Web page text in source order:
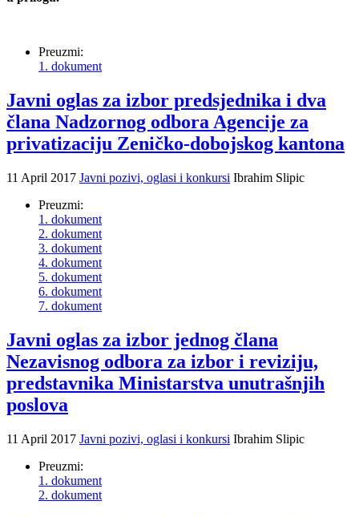
Preuzmi:
1. dokument
Javni oglas za izbor predsjednika i dva
člana Nadzornog odbora Agencije za
privatizaciju Zeničko-dobojskog kantona
11 April 2017 Javni pozivi, oglasi i konkursi Ibrahim Slipic
Preuzmi:
1. dokument
2. dokument
3. dokument
4. dokument
5. dokument
6. dokument
7. dokument
Javni oglas za izbor jednog člana
Nezavisnog odbora za izbor i reviziju,
predstavnika Ministarstva unutrašnjih
poslova
11 April 2017 Javni pozivi, oglasi i konkursi Ibrahim Slipic
Preuzmi:
1. dokument
2. dokument